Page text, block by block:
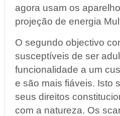
agora usam os
projeção de energia
O segundo objectivo
susceptíveis de ser
funcionalidade a um
e são mais fiáveis. Isto
seus direitos
com a natureza. Os